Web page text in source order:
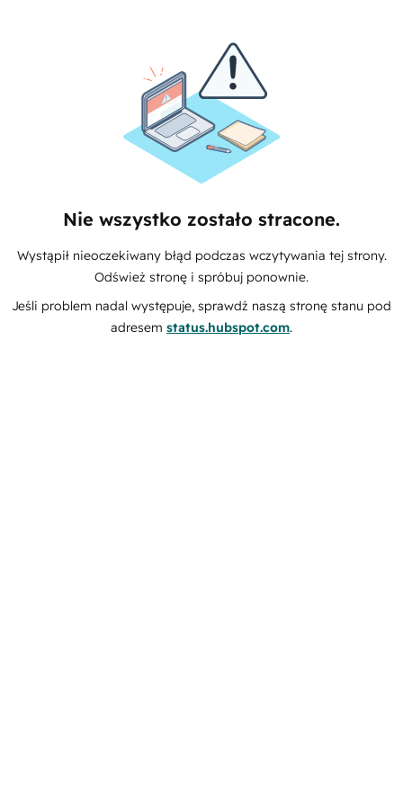
Nie wszystko zostało stracone.
Wystąpił nieoczekiwany błąd podczas wczytywania tej strony.
Odśwież stronę i spróbuj ponownie.
Jeśli problem nadal występuje, sprawdź naszą stronę stanu pod
adresem status.hubspot.com.